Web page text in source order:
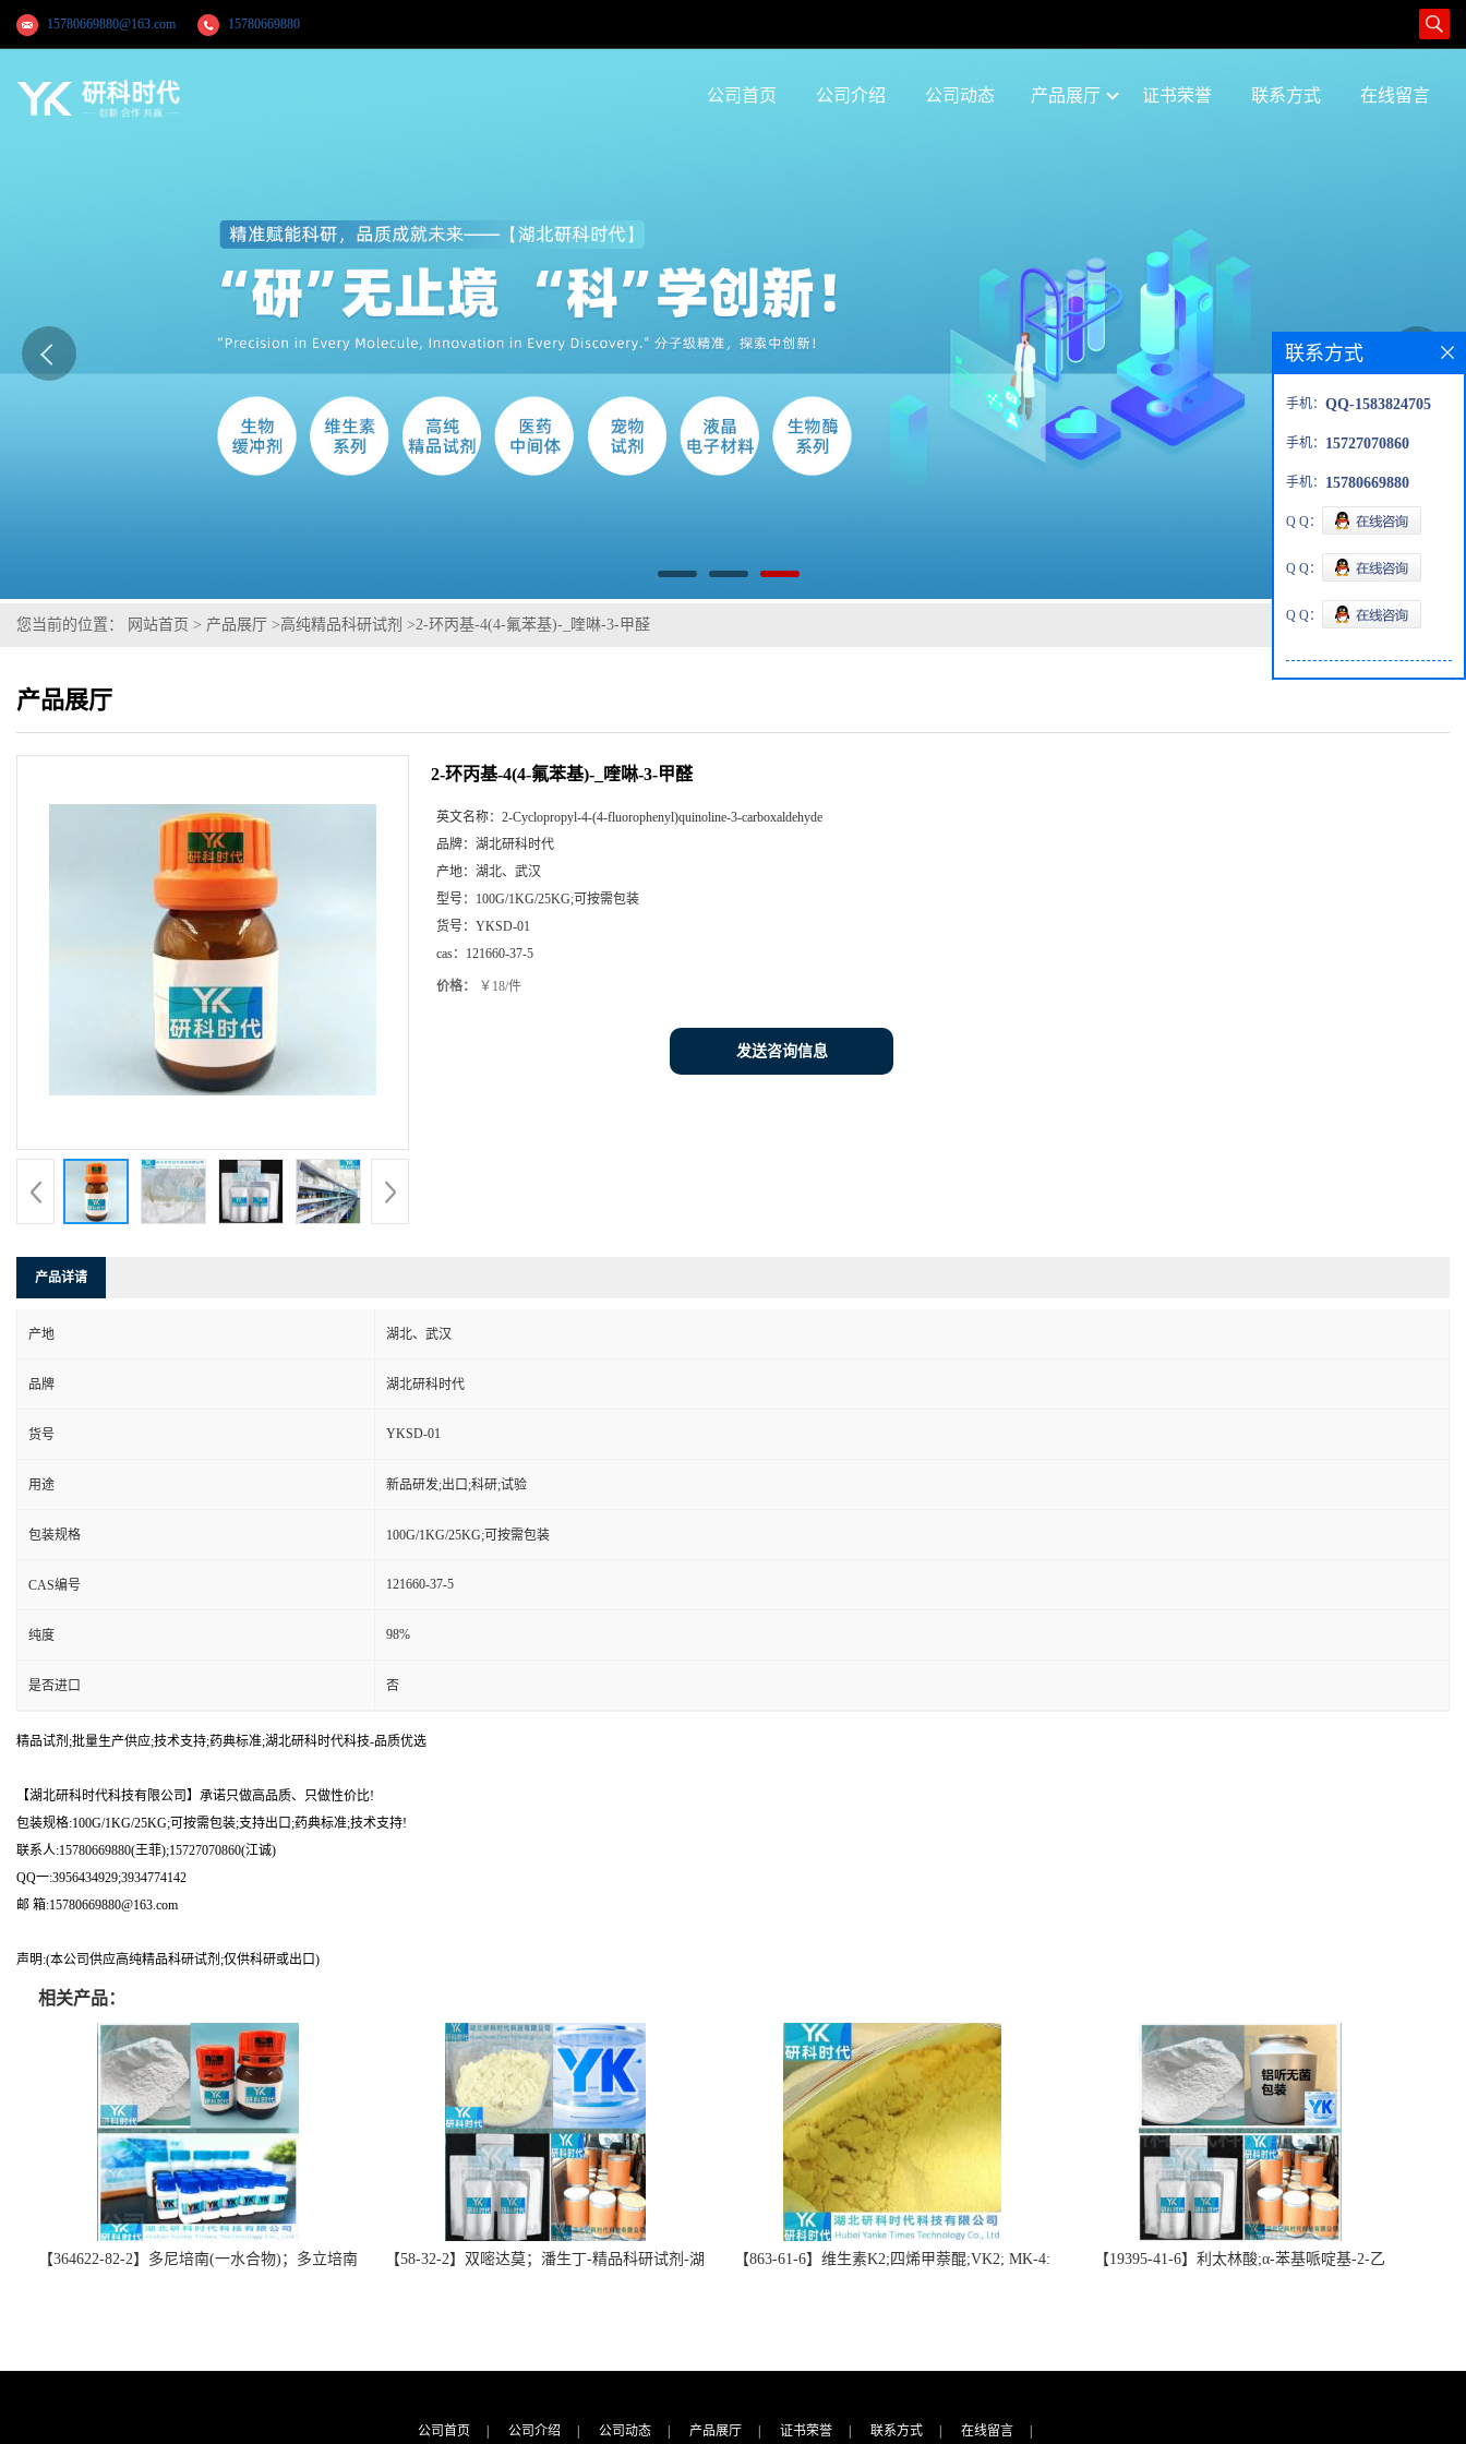
15780669880@163.com 15780669880
公司首页 公司介绍 公司动态 产品展厅 证书荣誉 联系方式 在线留言
您当前的位置： 网站首页 > 产品展厅 >高纯精品科研试剂 >2-环丙基-4(4-氟苯基)-_喹啉-3-甲醛
产品展厅
2-环丙基-4(4-氟苯基)-_喹啉-3-甲醛
英文名称： 2-Cyclopropyl-4-(4-fluorophenyl)quinoline-3-carboxaldehyde
品牌： 湖北研科时代
产地： 湖北、武汉
型号： 100G/1KG/25KG;可按需包装
货号： YKSD-01
cas： 121660-37-5
价格： ￥18/件
发送咨询信息
产品详请
产地 湖北、武汉
品牌 湖北研科时代
货号 YKSD-01
用途 新品研发;出口;科研;试验
包装规格 100G/1KG/25KG;可按需包装
CAS编号 121660-37-5
纯度 98%
是否进口 否
精品试剂;批量生产供应;技术支持;药典标准;湖北研科时代科技-品质优选
【湖北研科时代科技有限公司】承诺只做高品质、只做性价比!
包装规格:100G/1KG/25KG;可按需包装;支持出口;药典标准;技术支持!
联系人:15780669880(王菲);15727070860(江诚)
QQ一:3956434929;3934774142
邮 箱:15780669880@163.com
声明:(本公司供应高纯精品科研试剂;仅供科研或出口)
相关产品：
【364622-82-2】多尼培南(一水合物)；多立培南
【58-32-2】双嘧达莫；潘生丁-精品科研试剂-湖
【863-61-6】维生素K2;四烯甲萘醌;VK2; MK-4:
【19395-41-6】利太林酸;α-苯基哌啶基-2-乙
联系方式
手机： QQ-1583824705
手机： 15727070860
手机： 15780669880
Q Q：
Q Q：
Q Q：
公司首页 公司介绍 公司动态 产品展厅 证书荣誉 联系方式 在线留言